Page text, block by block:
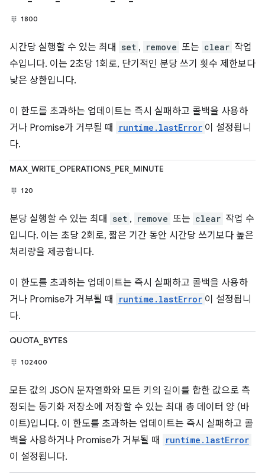
1800
시간당 실행할 수 있는 최대 set , remove 또는 clear 작업
수입니다. 이는 2초당 1회로, 단기적인 분당 쓰기 횟수 제한보다
낮은 상한입니다.
이 한도를 초과하는 업데이트는 즉시 실패하고 콜백을 사용하
거나 Promise가 거부될 때
runtime.lastError 이 설정됩니
다.
MAX_WRITE_OPERATIONS_PER_MINUTE
120
분당 실행할 수 있는 최대 set , remove 또는 clear 작업 수
입니다. 이는 초당 2회로, 짧은 기간 동안 시간당 쓰기보다 높은
처리량을 제공합니다.
이 한도를 초과하는 업데이트는 즉시 실패하고 콜백을 사용하
거나 Promise가 거부될 때
runtime.lastError 이 설정됩니
다.
QUOTA_BYTES
102400
모든 값의 JSON 문자열화와 모든 키의 길이를 합한 값으로 측
정되는 동기화 저장소에 저장할 수 있는 최대 총 데이터 양 (바
이트)입니다. 이 한도를 초과하는 업데이트는 즉시 실패하고 콜
백을 사용하거나 Promise가 거부될 때
runtime.lastError
이 설정됩니다.